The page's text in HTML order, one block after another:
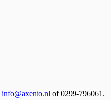
info@axento.nl of 0299-796061.